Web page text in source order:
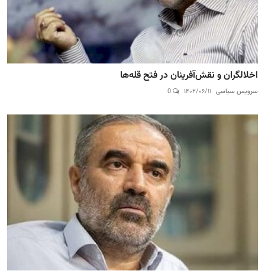
اخلالگران و نقش‌آفرینان در فتح قله‌ها
سرویس سیاسی ۱۴۰۲/۰۶/۱۱